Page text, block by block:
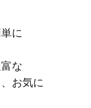
に​
な​
お気に​